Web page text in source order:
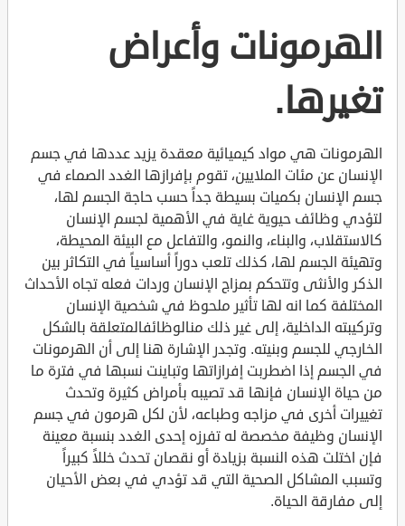
الهرمونات وأعراض
تغيرها.
الهرمونات هي مواد كيميائية معقدة يزيد عددها في جسم
الإنسان عن مئات الملايين، تقوم بإفرازها الغدد الصماء في
جسم الإنسان بكميات بسيطة جداً حسب حاجة الجسم لها،
لتؤدي وظائف حيوية غاية في الأهمية لجسم الإنسان
كالاستقلاب، والبناء، والنمو، والتفاعل مع البيئة المحيطة،
وتهيئة الجسم لها، كذلك تلعب دوراً أساسياً في التكاثر بين
الذكر والأنثى وتتحكم بمزاج الإنسان وردات فعله تجاه الأحداث
المختلفة كما انه لها تأثير ملحوظ في شخصية الإنسان
وتركيبته الداخلية، إلى غير ذلك منالوظائفالمتعلقة بالشكل
الخارجي للجسم وبنيته. وتجدر الإشارة هنا إلى أن الهرمونات
في الجسم إذا اضطربت إفرازاتها وتباينت نسبها في فترة ما
من حياة الإنسان فإنها قد تصيبه بأمراض كثيرة وتحدث
تغييرات أخرى في مزاجه وطباعه، لأن لكل هرمون في جسم
الإنسان وظيفة مخصصة له تفرزه إحدى الغدد بنسبة معينة
فإن اختلت هذه النسبة بزيادة أو نقصان تحدث خللاً كبيراً
وتسبب المشاكل الصحية التي قد تؤدي في بعض الأحيان
إلى مفارقة الحياة.